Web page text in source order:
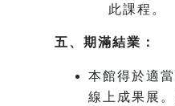
此課程。
五、期滿結業：
本館得於適
線上成果展